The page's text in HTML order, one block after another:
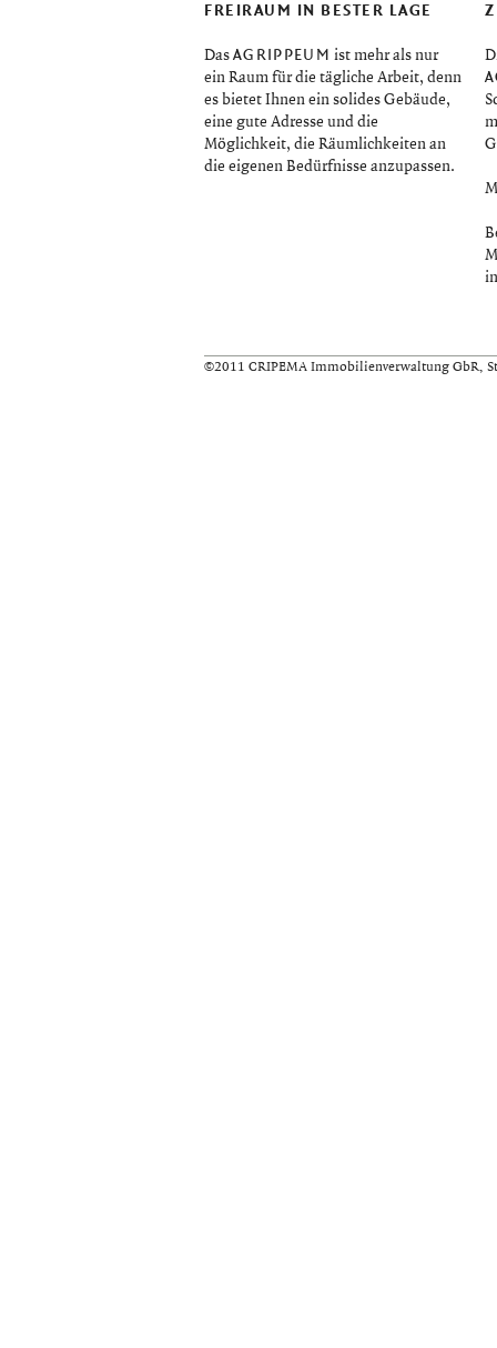
FREIRAUM IN BESTER LAGE
DasAGRIPPEUM ist mehr als nur
ein Raum für die tägliche Arbeit, denn
es bietet Ihnen ein solides Gebäude,
eine gute Adresse und die
Möglichkeit, die Räumlichkeiten an
die eigenen Bedürfnisse anzupassen.
©2011 CRIPEMA Immobilienverwaltung GbR,